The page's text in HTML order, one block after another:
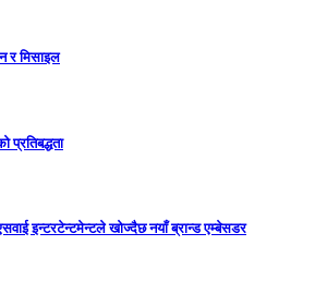
र मिसाइल
प्रतिबद्धता
इन्टरटेन्टमेन्टले खोज्दैछ नयाँ ब्रान्ड एम्बेसडर